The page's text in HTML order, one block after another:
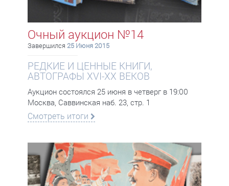
Очный аукцион №14
Завершился 25 Июня 2015
РЕДКИЕ И ЦЕННЫЕ КНИГИ,
АВТОГРАФЫ XVI-XX ВЕКОВ
Аукцион состоялся 25 июня в четверг в 19:00
Москва, Саввинская наб. 23, стр. 1
Смотреть итоги